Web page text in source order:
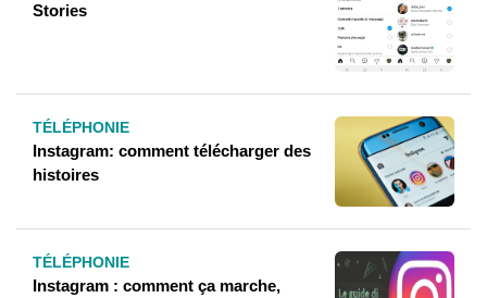
Stories
TÉLÉPHONIE
Instagram: comment télécharger des
histoires
TÉLÉPHONIE
Instagram : comment ça marche,